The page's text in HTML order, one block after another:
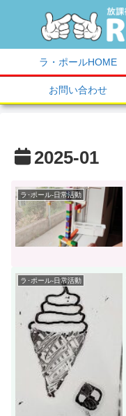
ラ・ポールHOME
お問い合わせ
2025-01
ラ･ポール-日常活動
ラ･ポール-日常活動